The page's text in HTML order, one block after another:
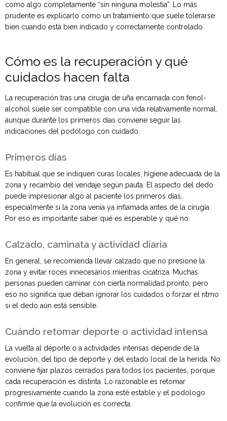
como algo completamente “sin ninguna molestia”. Lo más
prudente es explicarlo como un tratamiento que suele tolerarse
bien cuando está bien indicado y correctamente controlado.
Cómo es la recuperación y qué
cuidados hacen falta
La recuperación tras una cirugía de uña encarnada con fenol-
alcohol suele ser compatible con una vida relativamente normal,
aunque durante los primeros días conviene seguir las
indicaciones del podólogo con cuidado.
Primeros días
Es habitual que se indiquen curas locales, higiene adecuada de la
zona y recambio del vendaje según pauta. El aspecto del dedo
puede impresionar algo al paciente los primeros días,
especialmente si la zona venía ya inflamada antes de la cirugía.
Por eso es importante saber qué es esperable y qué no.
Calzado, caminata y actividad diaria
En general, se recomienda llevar calzado que no presione la
zona y evitar roces innecesarios mientras cicatriza. Muchas
personas pueden caminar con cierta normalidad pronto, pero
eso no significa que deban ignorar los cuidados o forzar el ritmo
si el dedo aún está sensible.
Cuándo retomar deporte o actividad intensa
La vuelta al deporte o a actividades intensas depende de la
evolución, del tipo de deporte y del estado local de la herida. No
conviene fijar plazos cerrados para todos los pacientes, porque
cada recuperación es distinta. Lo razonable es retomar
progresivamente cuando la zona esté estable y el podólogo
confirme que la evolución es correcta.